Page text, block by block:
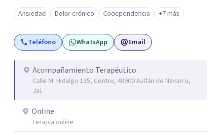
un enfoque cercano, humano y respetuoso, cuento con un
espacio en donde puedas ser escuchado, comprendido y
acompañado sin juicios. Puedo ayudarte si tu o tus hijos
están pasando por ansiedad, estrés, baja autoestima,
Ansiedad Dolor crónico Codependencia +7 más
Teléfono WhatsApp Email
Acompañamiento Terapéutico
Calle M. Hidalgo 135, Centro, 48900 Autlán de Navarro,
Jal.
Online
Terapia online